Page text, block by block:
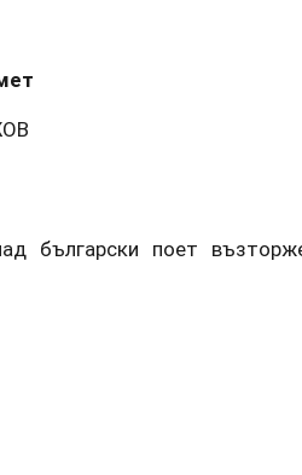
български поет